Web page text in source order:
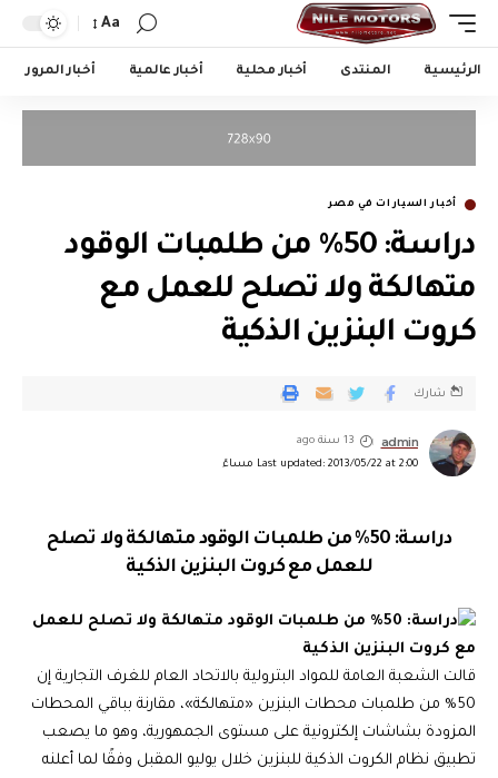
Aa
الرئيسية المنتدى أخبار محلية أخبار عالمية أخبار المرور
أخبار السيارات في مصر
دراسة: 50% من طلمبات الوقود
متهالكة ولا تصلح للعمل مع
كروت البنزين الذكية
Last updated: 2013/05/22 at 2:00 مساءً
admin 13 سنة ago
شارك
دراسة: 50% من طلمبات الوقود متهالكة ولا تصلح
للعمل مع كروت البنزين الذكية
قالت الشعبة العامة للمواد البترولية بالاتحاد العام للغرف التجارية إن
50% من طلمبات محطات البنزين «متهالكة»، مقارنة بباقي المحطات
المزودة بشاشات إلكترونية على مستوى الجمهورية، وهو ما يصعب
تطبيق نظام الكروت الذكية للبنزين خلال يوليو المقبل وفقًا لما أعلنه